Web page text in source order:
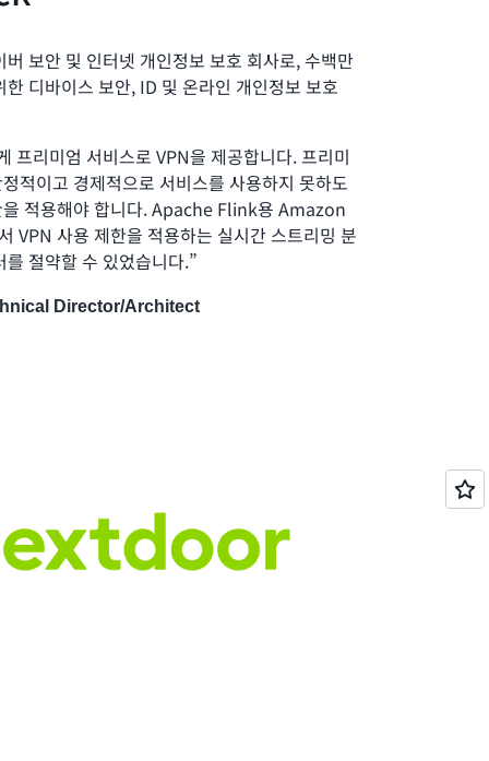
보안 및 인터넷 개인정보 보호 회사로, 수백만
디바이스 보안, ID 및 온라인 개인정보 보호
리미엄 서비스로 VPN을 제공합니다. 프리미
적이고 경제적으로 서비스를 사용하지 못하도
을 적용해야 합니다. Apache Flink용 Amazon
VPN 사용 제한을 적용하는 실시간 스트리밍 분
절약할 수 있었습니다.”
Director/Architect